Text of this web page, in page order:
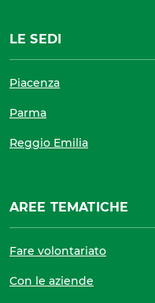
LE SEDI
Piacenza
Parma
Reggio Emilia
AREE TEMATICHE
Fare volontariato
Con le aziende